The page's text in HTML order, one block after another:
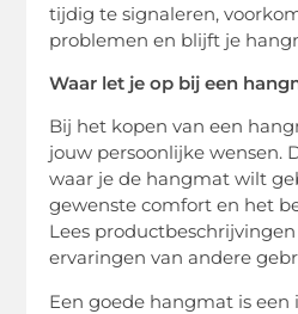
tijdig te signaleren,
problemen en blijft je
Waar let je op bij een
Bij het kopen van een
jouw persoonlijke wensen.
waar je de hangmat wilt
gewenste comfort en het
Lees
ervaringen van andere
Een goede hangmat is een